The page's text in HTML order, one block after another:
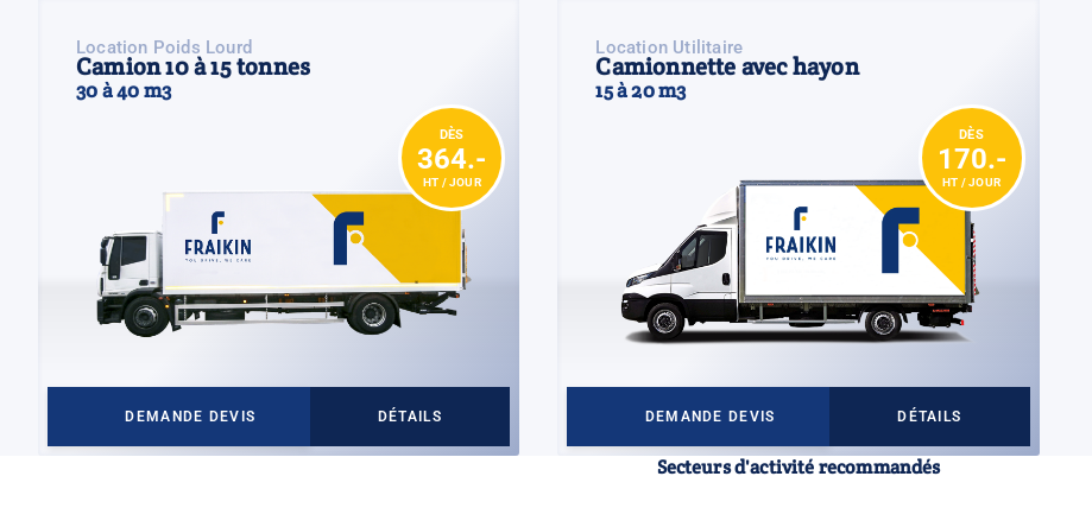
DÈS
364.-
HT / JOUR
Camion 10 à 15 tonnes
30 à 40 m3
Location Poids Lourd
DEMANDE DEVIS DÉTAILS
DÈS
170.-
HT / JOUR
Camionnette avec hayon
15 à 20 m3
Location Utilitaire
DEMANDE DEVIS DÉTAILS
Secteurs d'activité recommandés